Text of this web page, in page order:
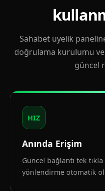
Sahabet üyelik
doğrulama kurulumu ve
güncel
HIZ
Anında Erişim
Güncel bağlantı tek
yönlendirme otomatik